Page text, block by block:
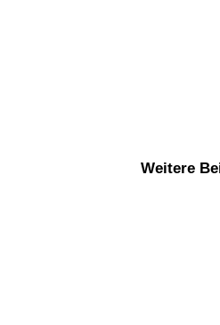
Weitere